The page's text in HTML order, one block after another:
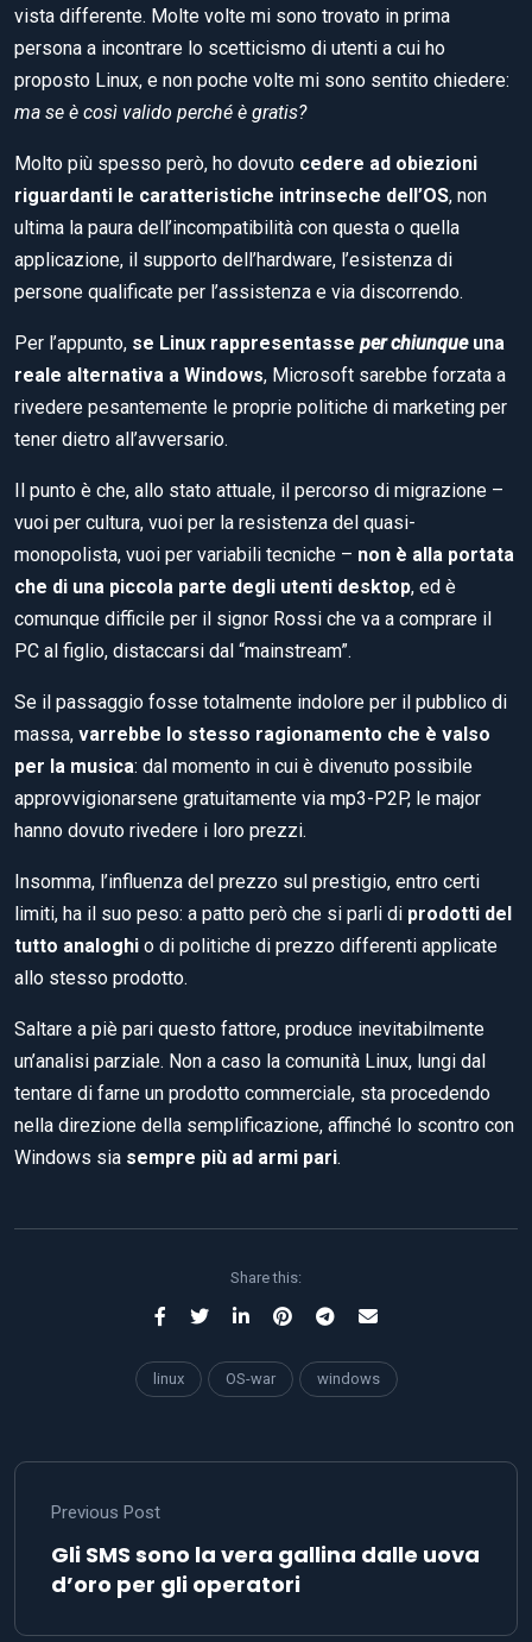
vista differente. Molte volte mi sono trovato in prima
persona a incontrare lo scetticismo di utenti a cui ho
proposto Linux, e non poche volte mi sono sentito chiedere:
ma se è così valido perché è gratis?
Molto più spesso però, ho dovuto cedere ad obiezioni
riguardanti le caratteristiche intrinseche dell’OS, non
ultima la paura dell’incompatibilità con questa o quella
applicazione, il supporto dell’hardware, l’esistenza di
persone qualificate per l’assistenza e via discorrendo.
Per l’appunto, se Linux rappresentasse per chiunqueuna
reale alternativa a Windows, Microsoft sarebbe forzata a
rivedere pesantemente le proprie politiche di marketing per
tener dietro all’avversario.
Il punto è che, allo stato attuale, il percorso di migrazione –
vuoi per cultura, vuoi per la resistenza del quasi-
monopolista, vuoi per variabili tecniche – non è alla portata
che di una piccola parte degli utenti desktop, ed è
comunque difficile per il signor Rossi che va a comprare il
PC al figlio, distaccarsi dal “mainstream”.
Se il passaggio fosse totalmente indolore per il pubblico di
massa, varrebbe lo stesso ragionamento che è valso
per la musica: dal momento in cui è divenuto possibile
approvvigionarsene gratuitamente via mp3-P2P, le major
hanno dovuto rivedere i loro prezzi.
Insomma, l’influenza del prezzo sul prestigio, entro certi
limiti, ha il suo peso: a patto però che si parli di prodotti del
tutto analoghi o di politiche di prezzo differenti applicate
allo stesso prodotto.
Saltare a piè pari questo fattore, produce inevitabilmente
un’analisi parziale. Non a caso la comunità Linux, lungi dal
tentare di farne un prodotto commerciale, sta procedendo
nella direzione della semplificazione, affinché lo scontro con
Windows sia sempre più ad armi pari.
Share this:
linux OS-war windows
Previous Post
Gli SMS sono la vera gallina dalle uova
d’oro per gli operatori